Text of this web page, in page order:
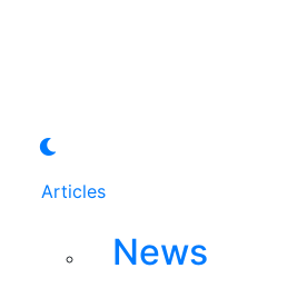
Articles
News